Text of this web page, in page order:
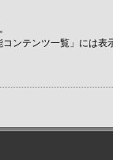
ンテンツ一覧」には表